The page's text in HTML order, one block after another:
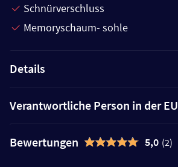
Schnürverschluss
Memoryschaum- sohle
Details
Verantwortliche Person in der EU
Bewertungen 5,0 (2)